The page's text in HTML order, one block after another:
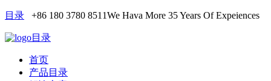
目录 +86 180 3780 8511We Hava More 35 Years Of Expeiences
目录
首页
产品目录